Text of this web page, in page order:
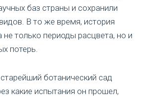
баз страны и сохранили
В то же время, история
не только периоды расцвета, но и
потерь.
ботанический сад
какие испытания он прошел,